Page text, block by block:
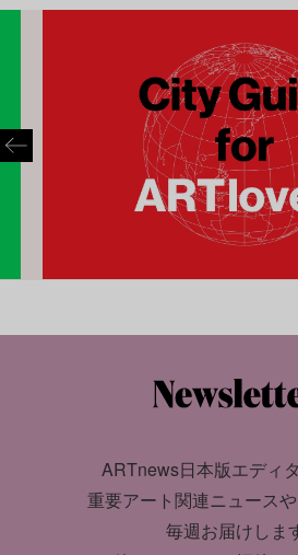
ARTnews日本版エディ
重要アート関連ニュース
毎週お届けしま